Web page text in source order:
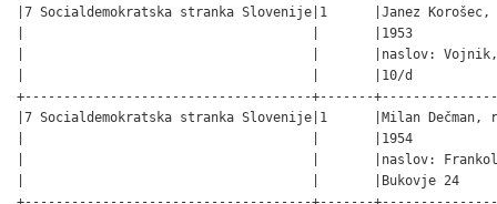
|7 Socialdemokratska stranka Slovenije|1      |Janez
|                                     |       |1953
|                                     |       |naslov: Vojnik,
|                                     |       |10/d
+-------------------------------------+-------
|7 Socialdemokratska stranka Slovenije|1      |Milan
|                                     |       |1954
|                                     |       |naslov:
|                                     |       |Bukovje 24